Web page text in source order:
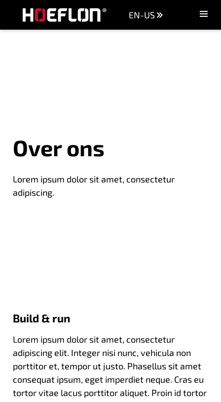
EN-US
Over ons
Lorem ipsum dolor sit amet, consectetur
adipiscing.
Build & run
Lorem ipsum dolor sit amet, consectetur
adipiscing elit. Integer nisi nunc, vehicula non
porttitor et, tempor ut justo. Phasellus sit amet
consequat ipsum, eget imperdiet neque. Cras eu
tortor vitae lacus porttitor aliquet. Proin id tortor
Careers (NL)